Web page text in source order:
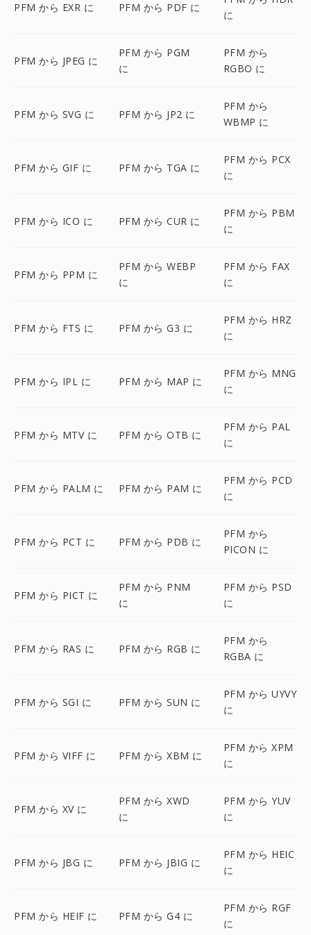
PFM から EXR に PFM から PDF に
に
PFM から JPEG に
PFM から PGM
に
PFM から
RGBO に
PFM から SVG に PFM から JP2 に
PFM から
WBMP に
PFM から GIF に PFM から TGA に
PFM から PCX
に
PFM から ICO に PFM から CUR に
PFM から PBM
に
PFM から PPM に
PFM から WEBP
に
PFM から FAX
に
PFM から FTS に PFM から G3 に
PFM から HRZ
に
PFM から IPL に PFM から MAP に
PFM から MNG
に
PFM から MTV に PFM から OTB に
PFM から PAL
に
PFM から PALM に PFM から PAM に
PFM から PCD
に
PFM から PCT に PFM から PDB に
PFM から
PICON に
PFM から PICT に
PFM から PNM
に
PFM から PSD
に
PFM から RAS に PFM から RGB に
PFM から
RGBA に
PFM から SGI に PFM から SUN に
PFM から UYVY
に
PFM から VIFF に PFM から XBM に
PFM から XPM
に
PFM から XV に
PFM から XWD
に
PFM から YUV
に
PFM から JBG に PFM から JBIG に
PFM から HEIC
に
PFM から HEIF に PFM から G4 に
PFM から RGF
に